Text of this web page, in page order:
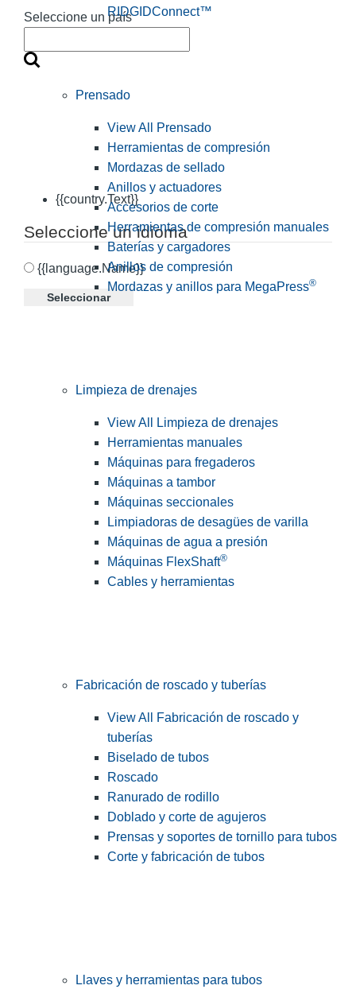
Seleccione un país
{{country.Text}}
Seleccione un idioma
{{language.Name}}
Seleccionar
RIDGIDConnect™
Prensado
View All Prensado
Herramientas de compresión
Mordazas de sellado
Anillos y actuadores
Accesorios de corte
Herramientas de compresión manuales
Baterías y cargadores
Anillos de compresión
Mordazas y anillos para MegaPress®
Limpieza de drenajes
View All Limpieza de drenajes
Herramientas manuales
Máquinas para fregaderos
Máquinas a tambor
Máquinas seccionales
Limpiadoras de desagües de varilla
Máquinas de agua a presión
Máquinas FlexShaft®
Cables y herramientas
Fabricación de roscado y tuberías
View All Fabricación de roscado y
tuberías
Biselado de tubos
Roscado
Ranurado de rodillo
Doblado y corte de agujeros
Prensas y soportes de tornillo para tubos
Corte y fabricación de tubos
Llaves y herramientas para tubos